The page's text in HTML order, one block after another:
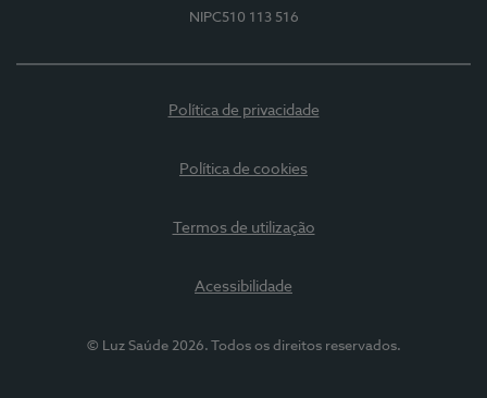
NIPC510 113 516
Política de privacidade
Política de cookies
Termos de utilização
Acessibilidade
© Luz Saúde 2026. Todos os direitos reservados.